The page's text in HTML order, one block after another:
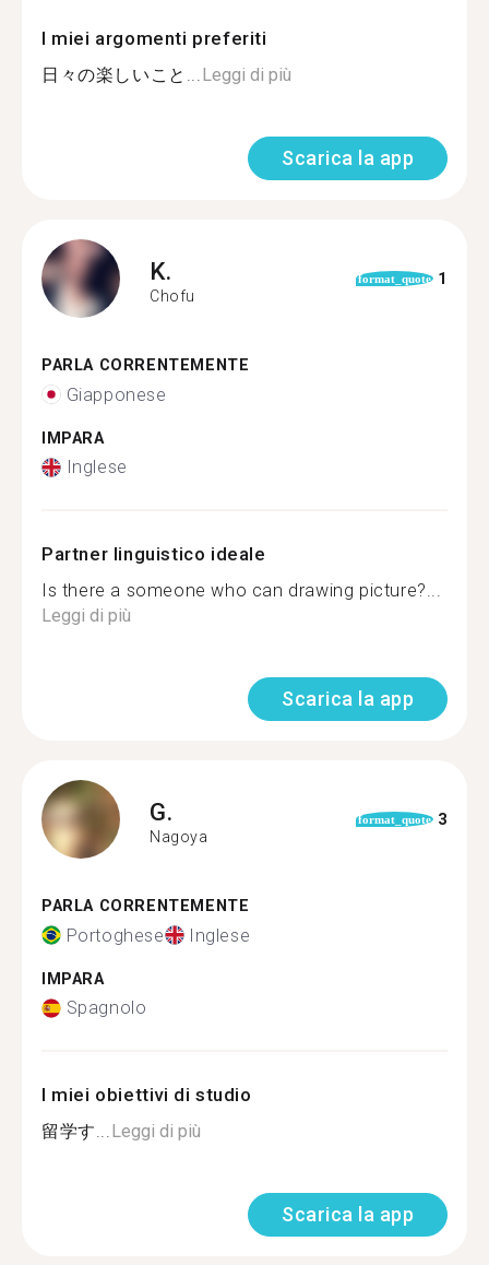
I miei argomenti preferiti
日々の楽しいこと...Leggi di più
Scarica la app
K.
Chofu
format_quote 1
PARLA CORRENTEMENTE
Giapponese
IMPARA
Inglese
Partner linguistico ideale
Is there a someone who can drawing picture?...
Leggi di più
Scarica la app
G.
Nagoya
format_quote 3
PARLA CORRENTEMENTE
Portoghese Inglese
IMPARA
Spagnolo
I miei obiettivi di studio
留学す...Leggi di più
Scarica la app